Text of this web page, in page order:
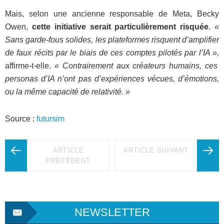
Mais, selon une ancienne responsable de Meta, Becky
Owen, cette initiative serait particulièrement risquée.«
Sans garde-fous solides, les plateformes risquent d’amplifier
de faux récits par le biais de ces comptes pilotés par l’IA »,
affirme-t-elle. « Contrairement aux créateurs humains, ces
personas d’IA n’ont pas d’expériences vécues, d’émotions,
ou la même capacité de relativité. »
Source : futursim
ARTICLE
PRÉCÉDENT
ARTICLE SUIVANT
NEWSLETTER